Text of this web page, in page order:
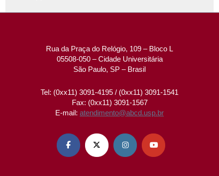
Rua da Praça do Relógio, 109 – Bloco L
05508-050 – Cidade Universitária
São Paulo, SP – Brasil
Tel: (0xx11) 3091-4195 / (0xx11) 3091-1541
Fax: (0xx11) 3091-1567
E-mail: atendimento@abcd.usp.br
   